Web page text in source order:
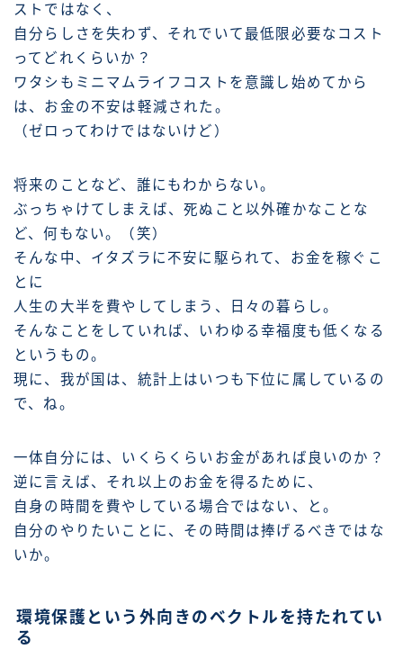
ストではなく、
自分らしさを失わず、それでいて最低限必要なコスト
ってどれくらいか？
ワタシもミニマムライフコストを意識し始めてから
は、お金の不安は軽減された。
（ゼロってわけではないけど）
将来のことなど、誰にもわからない。
ぶっちゃけてしまえば、死ぬこと以外確かなことな
ど、何もない。（笑）
そんな中、イタズラに不安に駆られて、お金を稼ぐこ
とに
人生の大半を費やしてしまう、日々の暮らし。
そんなことをしていれば、いわゆる幸福度も低くなる
というもの。
現に、我が国は、統計上はいつも下位に属しているの
で、ね。
一体自分には、いくらくらいお金があれば良いのか？
逆に言えば、それ以上のお金を得るために、
自身の時間を費やしている場合ではない、と。
自分のやりたいことに、その時間は捧げるべきではな
いか。
環境保護という外向きのベクトルを持たれてい
る